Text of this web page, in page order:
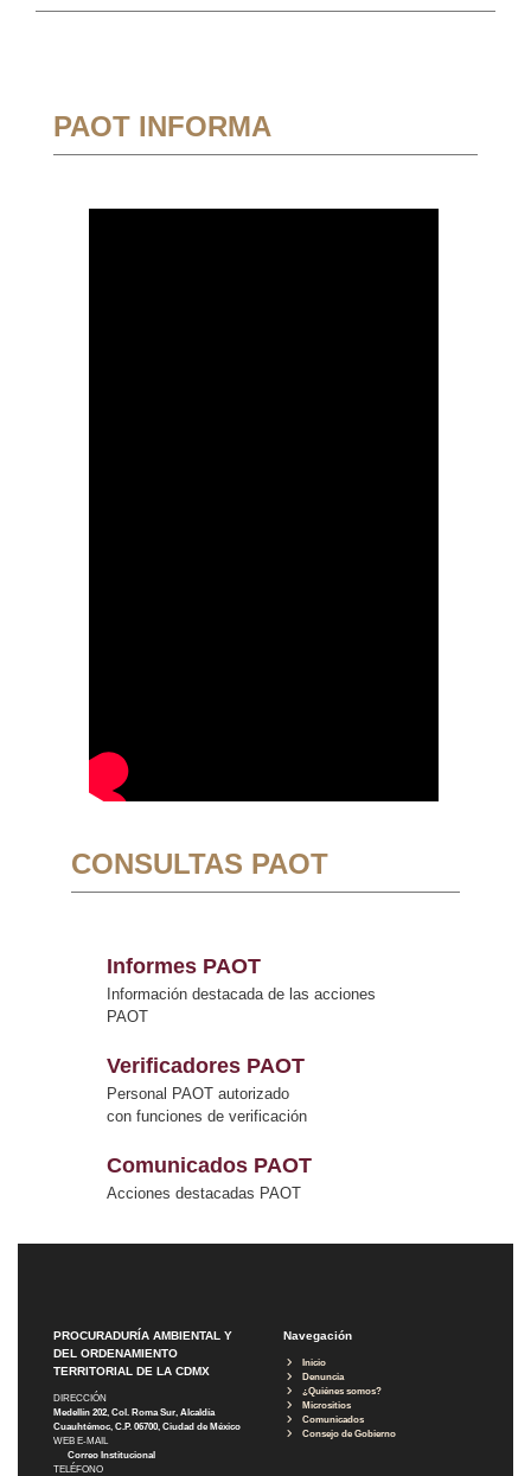
PAOT INFORMA
CONSULTAS PAOT
Informes PAOT
Información destacada de las acciones
PAOT
Verificadores PAOT
Personal PAOT autorizado
con funciones de verificación
Comunicados PAOT
Acciones destacadas PAOT
PROCURADURÍA AMBIENTAL Y
DEL ORDENAMIENTO
TERRITORIAL DE LA CDMX
DIRECCIÓN
Medellín 202, Col. Roma Sur, Alcaldía
Cuauhtémoc, C.P. 06700, Ciudad de México
WEB E-MAIL
Correo Institucional
TELÉFONO
Navegación
Inicio
Denuncia
¿Quiénes somos?
Micrositios
Comunicados
Consejo de Gobierno